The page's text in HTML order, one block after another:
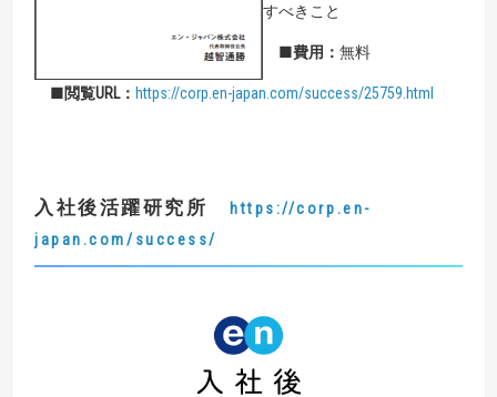
すべきこと
■費用： 無料
■閲覧URL： https://corp.en-japan.com/success/25759.html
入社後活躍研究所
https://corp.en-
japan.com/success/